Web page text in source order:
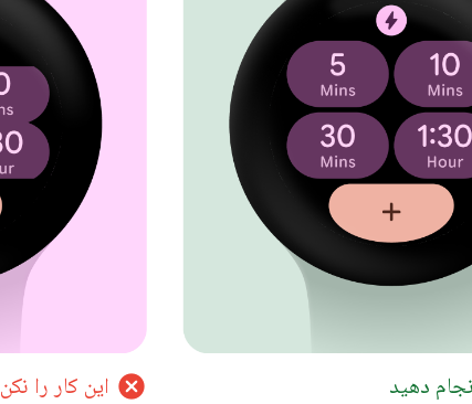
دهید cancel این کار را نکن